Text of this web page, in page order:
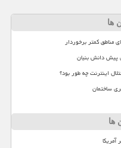
ها
مناطق کمتر برخوردار
پیش دانش بنیان
اینترنت چه طور بود؟
ساختمان
ها